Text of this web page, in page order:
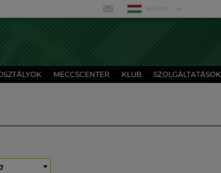
MAGYAR
MECCSCENTER KLUB SZOLGÁLTATÁSOK